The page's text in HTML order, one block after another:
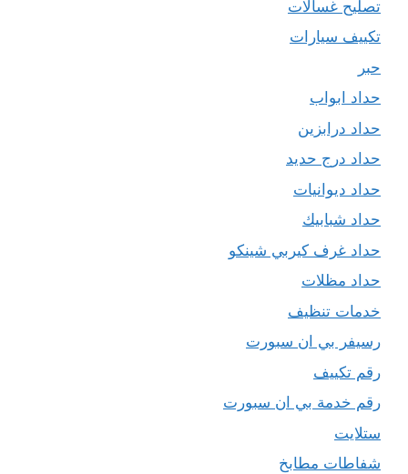
تصليح غسالات
تكييف سيارات
حبر
حداد ابواب
حداد درابزين
حداد درج حديد
حداد ديوانيات
حداد شبابيك
حداد غرف كيربي شينكو
حداد مظلات
خدمات تنظيف
رسيفر بي ان سبورت
رقم تكييف
رقم خدمة بي ان سبورت
ستلايت
شفاطات مطابخ